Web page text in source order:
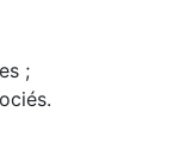
;